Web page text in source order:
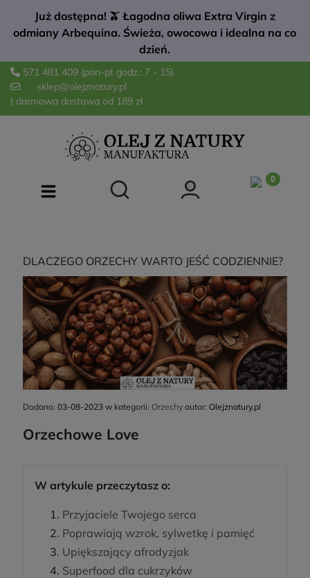
Już dostępna! 🫒 Łagodna oliwa Extra Virgin z
odmiany Arbequina. Świeża, owocowa i idealna na co
dzień.
571 481 409 (pon-pt godz.: 7 - 15)
sklep@olejznatury.pl
| darmowa dostawa od 189 zł
DLACZEGO ORZECHY WARTO JEŚĆ CODZIENNIE?
Dodano: 03-08-2023w kategorii: Orzechyautor: Olejznatury.pl
Orzechowe Love
W artykule przeczytasz o:
Przyjaciele Twojego serca
Poprawiają wzrok, sylwetkę i pamięć
Upiększający afrodyzjak
Superfood dla cukrzyków